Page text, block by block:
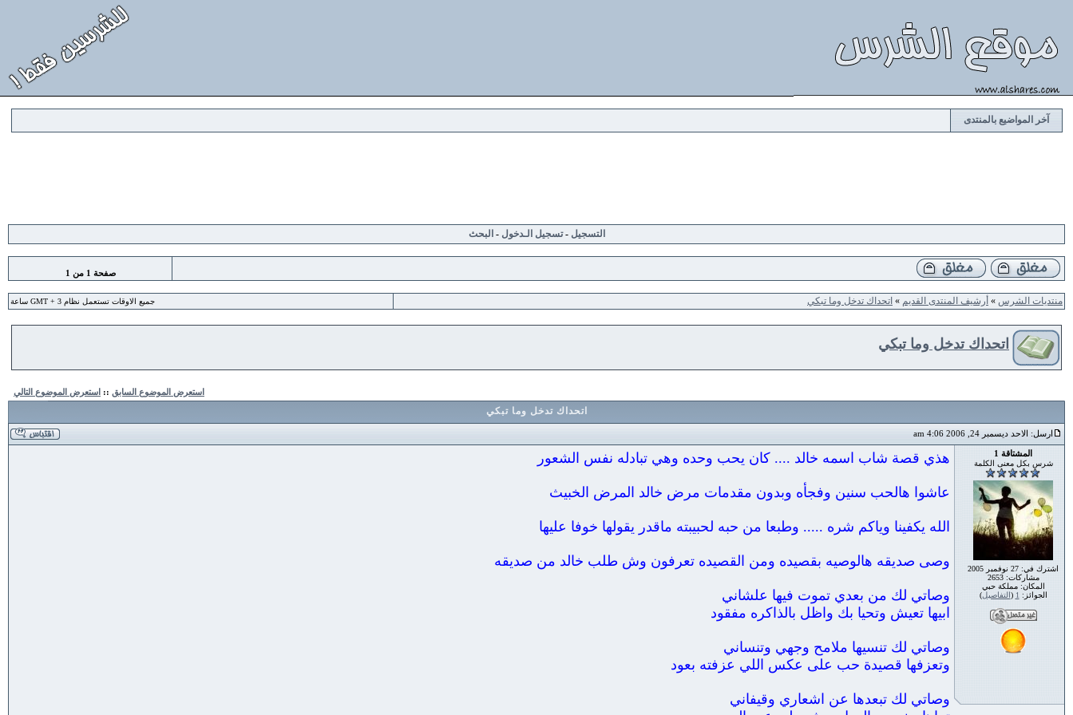
آخر المواضيع بالمنتدى
التسجيل -تسجيل الـدخول - البحث
صفحة 1 من 1
منتديات الشرس » أرشيف المنتدى القديم » اتحداك تدخل وما تبكي جميع الاوقات تستعمل نظام GMT + 3 ساعة
اتحداك تدخل وما تبكي
استعرض الموضوع السابق :: استعرض الموضوع التالي
اتحداك تدخل وما تبكي
ارسل: الاحد ديسمبر 24, 2006 4:06 am
المشتاقة 1
شرس بكل معنى الكلمة
اشترك في: 27 نوفمبر 2005
مشاركات: 2653
المكان: مملكة حبي
الجوائز: 1
(التفاصيل)
هذي قصة شاب اسمه خالد .... كان يحب وحده وهي تبادله نفس الشعور
عاشوا هالحب سنين وفجأه وبدون مقدمات مرض خالد المرض الخبيث
الله يكفينا وياكم شره ..... وطبعا من حبه لحبيبته ماقدر يقولها خوفا عليها
وصى صديقه هالوصيه بقصيده ومن القصيده تعرفون وش طلب خالد من صديقه
وصاتي لك من بعدي تموت فيها علشاني
ابيها تعيش وتحيا بك واظل بالذاكره مفقود
وصاتي لك تنسيها ملامح وجهي وتنساني
وتعزفها قصيدة حب على عكس اللي عزفته بعود
وصاتي لك تبعدها عن اشعاري وقيفاني